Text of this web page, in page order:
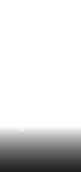
Poprzedni slajd